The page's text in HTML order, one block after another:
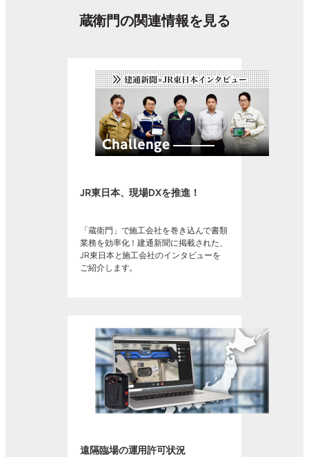
蔵衛門の関連情報を見る
JR東日本、現場DXを推進！
「蔵衛門」で施工会社を巻き込んで書類
業務を効率化！建通新聞に掲載された、
JR東日本と施工会社のインタビューを
ご紹介します。
遠隔臨場の運用許可状況